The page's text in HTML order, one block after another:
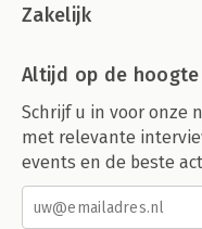
Zakelijk
Altijd op de hoogte
Schrijf u in voor onze
met relevante
events en de beste